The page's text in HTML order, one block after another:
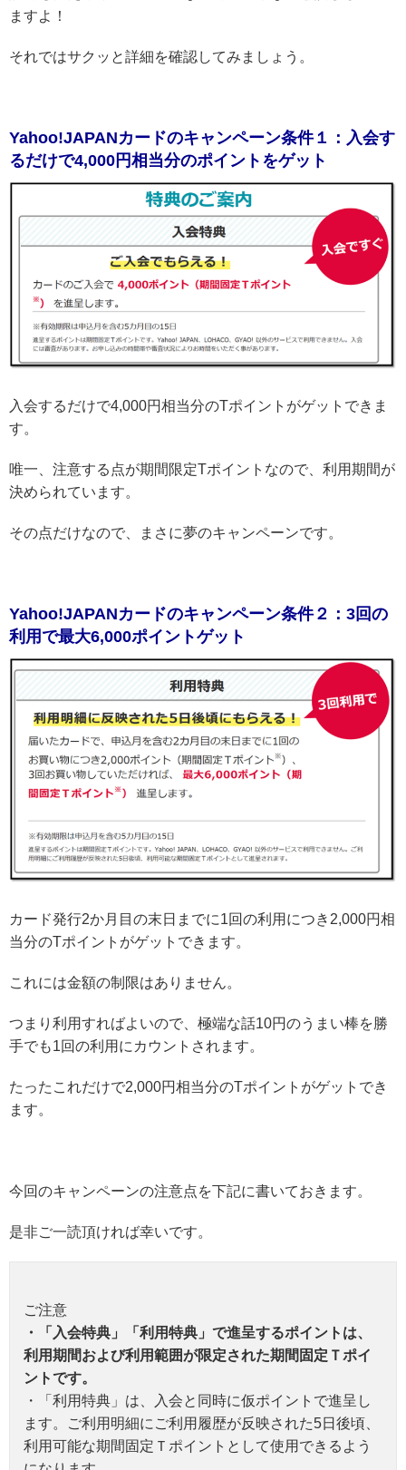
ますよ！
それではサクッと詳細を確認してみましょう。
Yahoo!JAPANカードのキャンペーン条件１：入会す
るだけで4,000円相当分のポイントをゲット
入会するだけで4,000円相当分のTポイントがゲットできま
す。
唯一、注意する点が期間限定Tポイントなので、利用期間が
決められています。
その点だけなので、まさに夢のキャンペーンです。
Yahoo!JAPANカードのキャンペーン条件２：3回の
利用で最大6,000ポイントゲット
カード発行2か月目の末日までに1回の利用につき2,000円相
当分のTポイントがゲットできます。
これには金額の制限はありません。
つまり利用すればよいので、極端な話10円のうまい棒を勝
手でも1回の利用にカウントされます。
たったこれだけで2,000円相当分のTポイントがゲットでき
ます。
今回のキャンペーンの注意点を下記に書いておきます。
是非ご一読頂ければ幸いです。
ご注意
・「入会特典」「利用特典」で進呈するポイントは、
利用期間および利用範囲が限定された期間固定Ｔポイ
ントです。
・「利用特典」は、入会と同時に仮ポイントで進呈し
ます。ご利用明細にご利用履歴が反映された5日後頃、
利用可能な期間固定Ｔポイントとして使用できるよう